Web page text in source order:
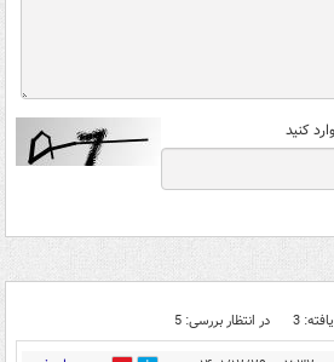
کنید
3 در انتظار بررسی: 5